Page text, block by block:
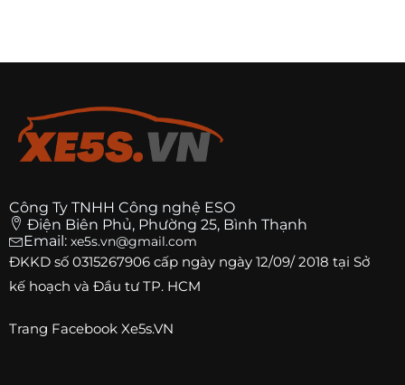
Công Ty TNHH Công nghệ ESO
Điện Biên Phủ, Phường 25, Bình Thạnh
Email: xe5s.vn@gmail.com
ĐKKD số 0315267906 cấp ngày ngày 12/09/ 2018 tại Sở
kế hoạch và Đầu tư TP. HCM
Trang Facebook Xe5s.VN